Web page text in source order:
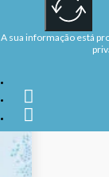
A sua informação está